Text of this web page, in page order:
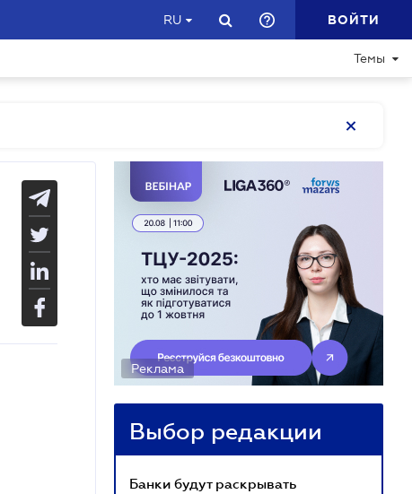
RU ВОЙТИ
Темы
Реклама
Выбор редакции
Банки будут раскрывать